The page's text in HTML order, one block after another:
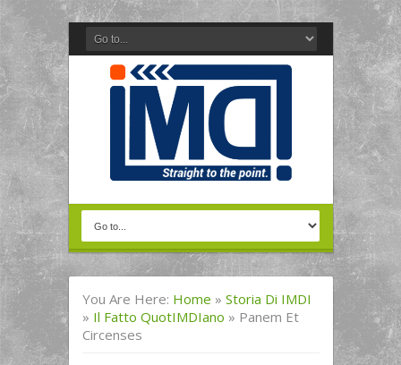
You Are Here: Home » Storia Di IMDI
» Il Fatto QuotIMDIano » Panem Et
Circenses